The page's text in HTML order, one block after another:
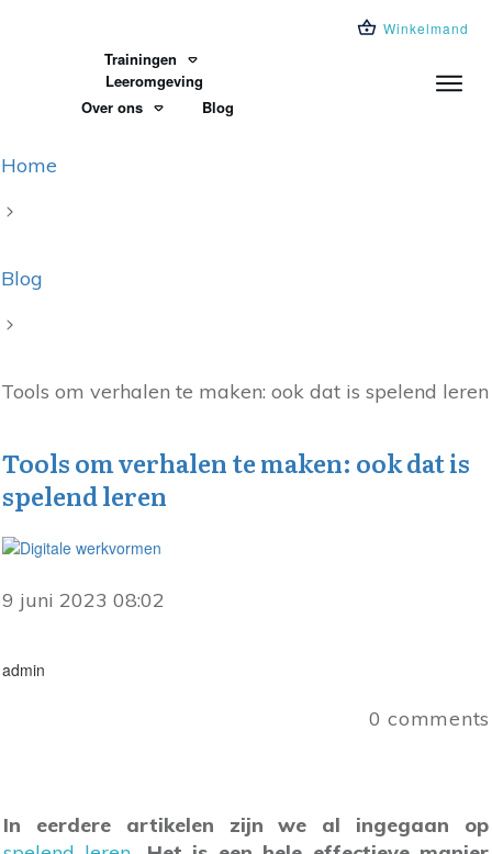
Winkelmand
Trainingen
Leeromgeving
Over ons
Blog
Home
Blog
Tools om verhalen te maken: ook dat is spelend leren
Tools om verhalen te maken: ook dat is
spelend leren
9 juni 2023 08:02
admin
0 comments
In eerdere artikelen zijn we al ingegaan op